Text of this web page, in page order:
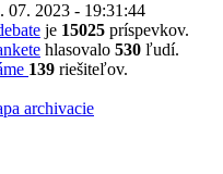
07. 2023 - 19:31:44
je 15025 príspevkov.
hlasovalo 530 ľudí.
139 riešiteľov.
archivacie